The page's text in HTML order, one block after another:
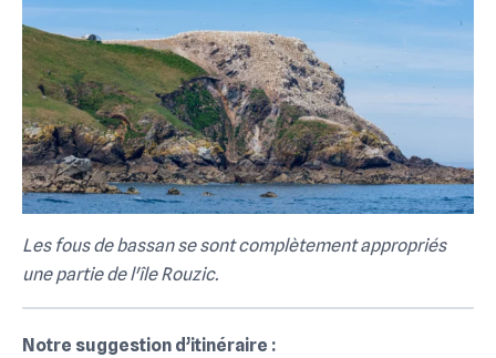
Les fous de bassan se sont complètement appropriés
une partie de l'île Rouzic.
Notre suggestion d’itinéraire :